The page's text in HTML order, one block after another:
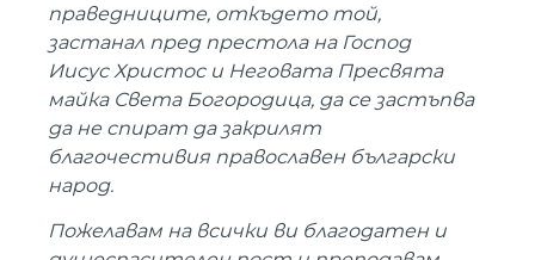
праведниците, откъдето той,
застанал пред престола на Господ
Иисус Христос и Неговата Пресвята
майка Света Богородица, да се застъпва
да не спират да закрилят
благочестивия православен български
народ.
Пожелавам на всички ви благодатен и